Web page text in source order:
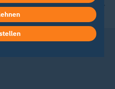
du in unserer